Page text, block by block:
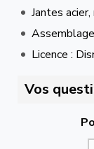
Jantes
Licence :
Vos